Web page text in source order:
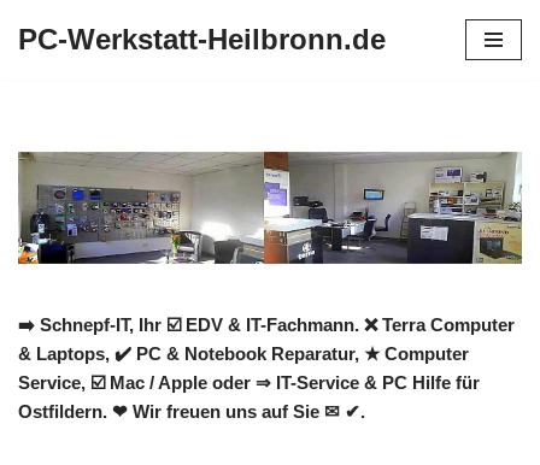
PC-Werkstatt-Heilbronn.de
➡️ Schnepf-IT, Ihr ☑️ EDV & IT-Fachmann. ❌ Terra Computer
& Laptops, ✔️ PC & Notebook Reparatur, ★ Computer
Service, ☑️ Mac / Apple oder ⇒ IT-Service & PC Hilfe für
Ostfildern. ❤ Wir freuen uns auf Sie ✉ ✔.